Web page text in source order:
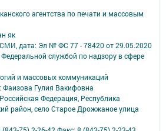
агентства по печати и массовым
як
дата: Эл № ФС 77 - 78420 от 29.05.2020
службой по надзору в сфере
и массовых коммуникаций
Фаизова Гулия Вакифовна
Федерация, Республика
район, село Старое Дрожжаное улица